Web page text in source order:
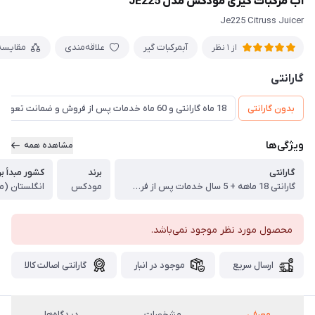
Je225 Citruss Juicer
از 1 نظر آبمرکبات گیر علاقه‌مندی
گارانتی
بدون گارانتی 18 ماه گارانتی و 60 ماه خدمات پس از فروش و ضمانت تعویض
ویژگی‌ها مشاهده همه
گارانتی
گارانتی 18 ماهه + 5 سال خدمات پس از فروش + ضمانت تعویض
برند
مودکس
کشور مبدأ
انگلستان
محصول مورد نظر موجود نمی‌باشد.
ارسال سریع موجود در انبار گارانتی اصالت کالا